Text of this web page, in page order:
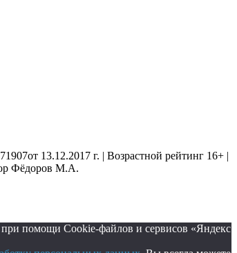
13.12.2017 г. | Возрастной рейтинг 16+ |
Фёдоров М.А.
помощи Cookie-файлов и сервисов «Яндекс